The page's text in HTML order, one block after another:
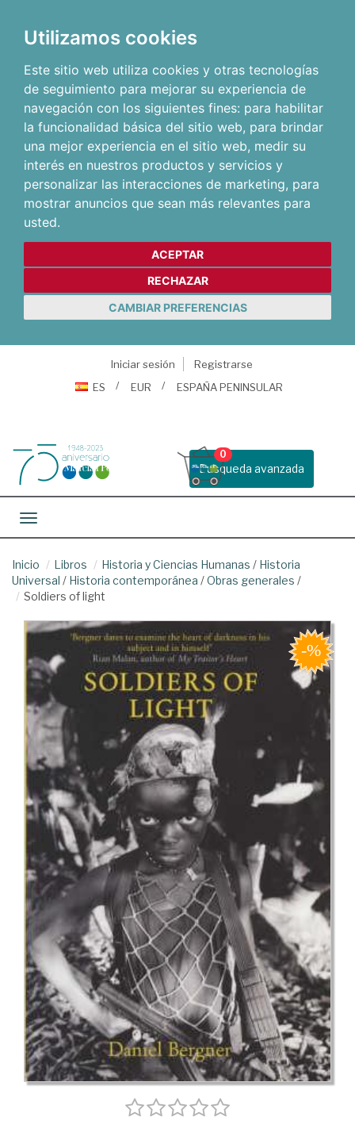
Utilizamos cookies
Este sitio web utiliza cookies y otras tecnologías
de seguimiento para mejorar su experiencia de
navegación con los siguientes fines: para habilitar
la funcionalidad básica del sitio web, para brindar
una mejor experiencia en el sitio web, medir su
interés en nuestros productos y servicios y
personalizar las interacciones de marketing, para
mostrar anuncios que sean más relevantes para
usted.
ACEPTAR
RECHAZAR
CAMBIAR PREFERENCIAS
Iniciar sesión
Registrarse
ES
EUR ESPAÑA PENINSULAR
Busqueda avanzada
0
Toggle navigation
Inicio Libros Historia y Ciencias Humanas / Historia
Universal / Historia contemporánea /Obras generales /
Soldiers of light